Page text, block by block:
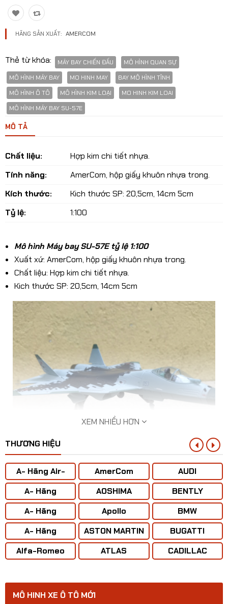
Mô hình lắp ráp
Máy bay dân sự
Mô hình nhân vật
Mô hình xe mô tô - xe máy
Xem thêm danh mục
So sánh
HÃNG SẢN XUẤT: AMERCOM
Thẻ từ khóa: MÁY BAY CHIẾN ĐẤU
MÔ HÌNH QUAN SỰ
MÔ HÌNH MÁY BAY
MO HINH MAY
BAY MÔ HÌNH TĨNH
MÔ HÌNH Ô TÔ
MÔ HÌNH KIM LOẠI
MO HINH KIM LOAI
MÔ HÌNH MÁY BAY SU-57E
MÔ TẢ
Chất liệu:
Hợp kim chi tiết nhựa.
Tính năng:
AmerCom, hộp giấy khuôn nhựa trong.
Kích thước:
Kich thước SP: 20,5cm, 14cm 5cm
Tỷ lệ:
1:100
Mô hình Máy bay SU-57E tỷ lệ 1:100
Xuất xứ: AmerCom, hộp giấy khuôn nhựa trong.
Chất liệu: Hợp kim chi tiết nhựa.
Kich thước SP: 20,5cm, 14cm 5cm
Mô hình Máy bay SU-57E tỷ lệ 1:100
XEM NHIỀU HƠN
THƯƠNG HIỆU
A- Hãng Air-
BUS
A- Hãng
ANTONOV ( Liên
Xô)
A- Hãng
BOENING
A- Hãng
CONCORD
Alfa-Romeo
AmerCom
AOSHIMA
Apollo
ASTON MARTIN
ATLAS
AUDI
BENTLY
BMW
BUGATTI
CADILLAC
MÔ HINH XE Ô TÔ MỚI